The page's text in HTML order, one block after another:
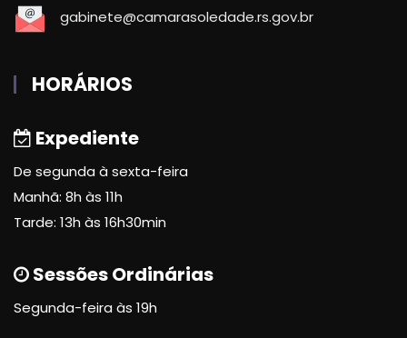
gabinete@camarasoledade.rs.gov.br
HORÁRIOS
Expediente
De segunda à sexta-feira
Manhã: 8h às 11h
Tarde: 13h às 16h30min
Sessões Ordinárias
Segunda-feira às 19h